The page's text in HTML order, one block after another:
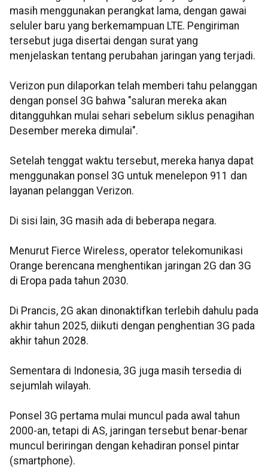
masih menggunakan perangkat lama, dengan gawai
seluler baru yang berkemampuan LTE. Pengiriman
tersebut juga disertai dengan surat yang
menjelaskan tentang perubahan jaringan yang terjadi.
Verizon pun dilaporkan telah memberi tahu pelanggan
dengan ponsel 3G bahwa "saluran mereka akan
ditangguhkan mulai sehari sebelum siklus penagihan
Desember mereka dimulai".
Setelah tenggat waktu tersebut, mereka hanya dapat
menggunakan ponsel 3G untuk menelepon 911 dan
layanan pelanggan Verizon.
Di sisi lain, 3G masih ada di beberapa negara.
Menurut Fierce Wireless, operator telekomunikasi
Orange berencana menghentikan jaringan 2G dan 3G
di Eropa pada tahun 2030.
Di Prancis, 2G akan dinonaktifkan terlebih dahulu pada
akhir tahun 2025, diikuti dengan penghentian 3G pada
akhir tahun 2028.
Sementara di Indonesia, 3G juga masih tersedia di
sejumlah wilayah.
Ponsel 3G pertama mulai muncul pada awal tahun
2000-an, tetapi di AS, jaringan tersebut benar-benar
muncul beriringan dengan kehadiran ponsel pintar
(smartphone).